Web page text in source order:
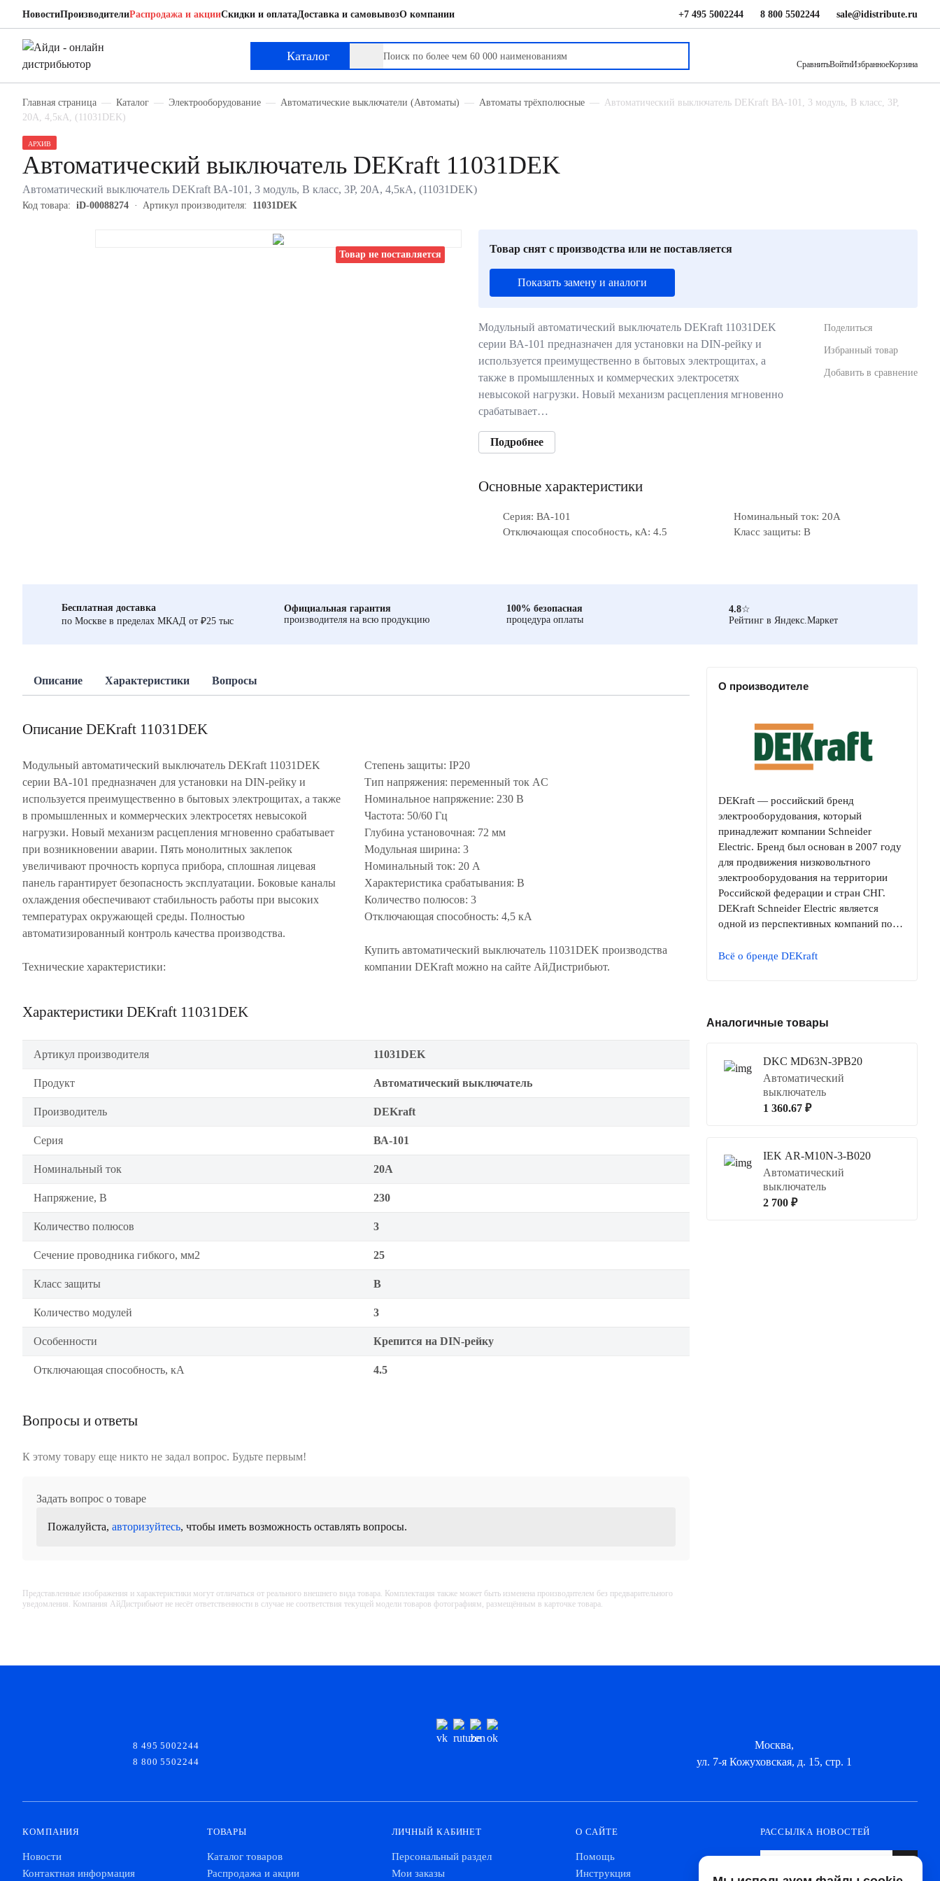
НовостиПроизводителиРаспродажа и акцииСкидки и оплатаДоставка и самовывозО компании +7 495 5002244 8 800 5502244 sale@idistribute.ru
Каталог
СравнитьВойтиИзбранноеКорзина
Главная страница Каталог Электрооборудование Автоматические выключатели (Автоматы) Автоматы трёхполюсные
Автоматический выключатель DEKraft ВА-101, 3 модуль, B класс, 3P,
20А, 4,5кА, (11031DEK)
Товар не поставляется
АРХИВ
Автоматический выключатель DEKraft 11031DEK
Автоматический выключатель DEKraft ВА-101, 3 модуль, B класс, 3P, 20А, 4,5кА, (11031DEK)
Код товара: iD-00088274 Артикул производителя: 11031DEK
Товар снят с производства или не поставляется
Показать замену и аналоги
Модульный автоматический выключатель DEKraft 11031DEK
серии ВА-101 предназначен для установки на DIN-рейку и
используется преимущественно в бытовых электрощитах, а
также в промышленных и коммерческих электросетях
невысокой нагрузки. Новый механизм расцепления мгновенно
срабатывает…
Подробнее
Поделиться
Избранный товар
Добавить в сравнение
Основные характеристики
Серия: ВА-101
Номинальный ток: 20А
Отключающая способность, кА: 4.5
Класс защиты: B
Бесплатная доставка
по Москве в пределах МКАД от ₽25 тыс
Официальная гарантия
производителя на всю продукцию
100% безопасная
процедура оплаты
4.8☆
Рейтинг в Яндекс.Маркет
Описание Характеристики Вопросы
Описание DEKraft 11031DEK
Модульный автоматический выключатель DEKraft 11031DEK
серии ВА-101 предназначен для установки на DIN-рейку и
используется преимущественно в бытовых электрощитах, а также
в промышленных и коммерческих электросетях невысокой
нагрузки. Новый механизм расцепления мгновенно срабатывает
при возникновении аварии. Пять монолитных заклепок
увеличивают прочность корпуса прибора, сплошная лицевая
панель гарантирует безопасность эксплуатации. Боковые каналы
охлаждения обеспечивают стабильность работы при высоких
температурах окружающей среды. Полностью
автоматизированный контроль качества производства.
Технические характеристики:
Степень защиты: IP20
Тип напряжения: переменный ток AC
Номинальное напряжение: 230 В
Частота: 50/60 Гц
Глубина установочная: 72 мм
Модульная ширина: 3
Номинальный ток: 20 А
Характеристика срабатывания: B
Количество полюсов: 3
Отключающая способность: 4,5 кА
Купить автоматический выключатель 11031DEK производства
компании DEKraft можно на сайте АйДистрибьют.
Характеристики DEKraft 11031DEK
Артикул производителя 11031DEK
Продукт Автоматический выключатель
Производитель DEKraft
Серия ВА-101
Номинальный ток 20А
Напряжение, В 230
Количество полюсов 3
Сечение проводника гибкого, мм2 25
Класс защиты B
Количество модулей 3
Особенности Крепится на DIN-рейку
Отключающая способность, кА 4.5
Вопросы и ответы
К этому товару еще никто не задал вопрос. Будьте первым!
Задать вопрос о товаре
Пожалуйста, авторизуйтесь, чтобы иметь возможность оставлять вопросы.
Представленные изображения и характеристики могут отличаться от реального внешнего вида товара. Комплектация также может быть изменена производителем без предварительного
уведомления. Компания АйДистрибьют не несёт ответственности в случае не соответствия текущей модели товаров фотографиям, размещённым в карточке товара.
О производителе
DEKraft — российский бренд
электрооборудования, который
принадлежит компании Schneider
Electric. Бренд был основан в 2007 году
для продвижения низковольтного
электрооборудования на территории
Российской федерации и стран СНГ.
DEKraft Schneider Electric является
одной из перспективных компаний по…
Всё о бренде DEKraft
Аналогичные товары
DKC MD63N-3PB20
Автоматический
выключатель
1 360.67 ₽
IEK AR-M10N-3-B020
Автоматический
выключатель
2 700 ₽
DEKraft 11031DEK
Автоматический выключатель
8 495 5002244
8 800 5502244
Москва,
ул. 7-я Кожуховская, д. 15, стр. 1
КОМПАНИЯ
Новости
Контактная информация
ТОВАРЫ
Каталог товаров
Распродажа и акции
ЛИЧНЫЙ КАБИНЕТ
Персональный раздел
Мои заказы
О САЙТЕ
Помощь
Инструкция
РАССЫЛКА НОВОСТЕЙ